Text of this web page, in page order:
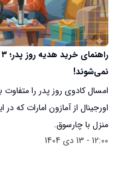
نمی‌شوند!
اورجینال از آمازون امارات که
منزل با چارسوق.
12:00 - 13 دی 1404